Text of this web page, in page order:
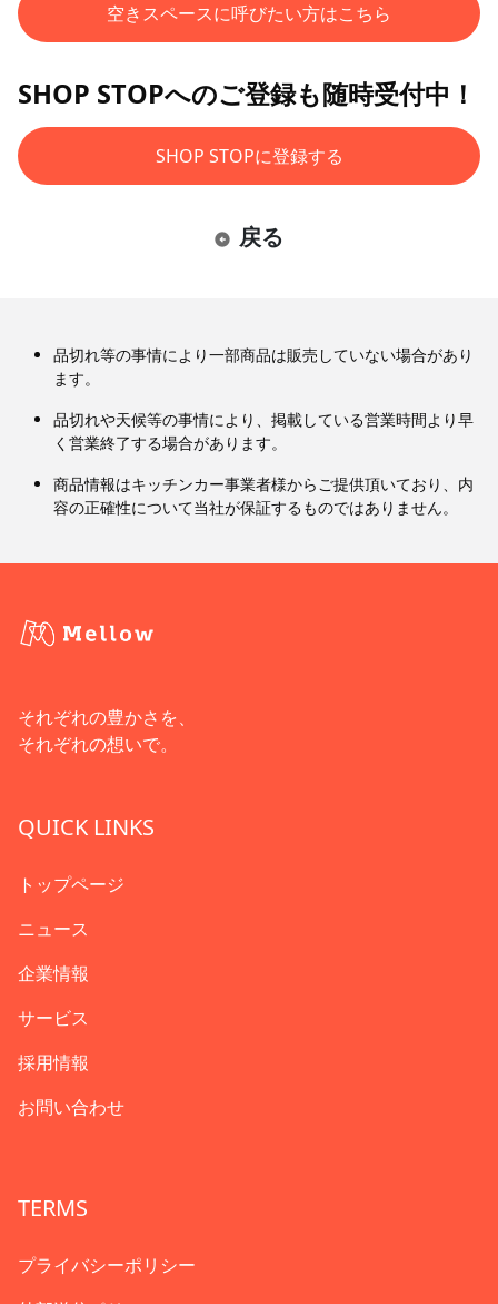
空きスペースに呼びたい方はこちら
SHOP STOPへのご登録も随時受付中！
SHOP STOPに登録する
戻る
品切れ等の事情により一部商品は販売していない場合があり
ます。
品切れや天候等の事情により、掲載している営業時間より早
く営業終了する場合があります。
商品情報はキッチンカー事業者様からご提供頂いており、内
容の正確性について当社が保証するものではありません。
それぞれの豊かさを、
それぞれの想いで。
QUICK LINKS
トップページ
ニュース
企業情報
サービス
採用情報
お問い合わせ
TERMS
プライバシーポリシー